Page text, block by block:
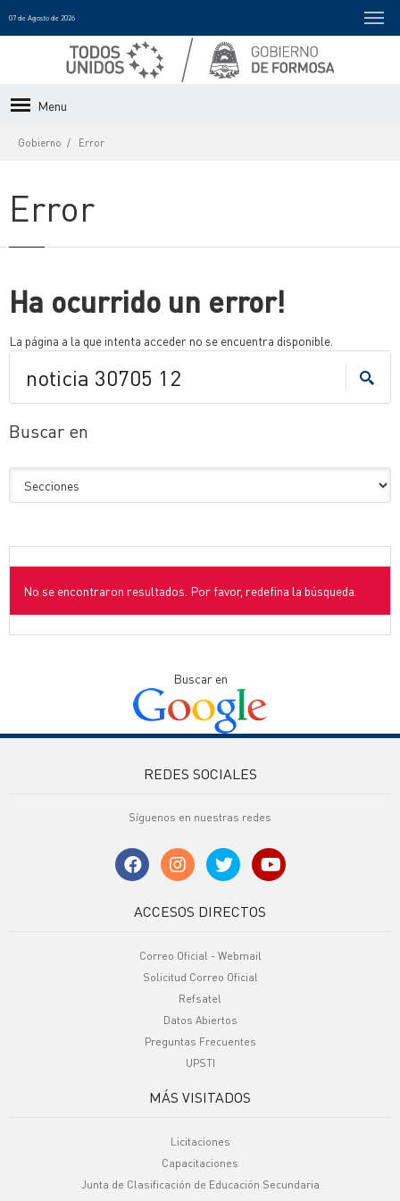
07 de Agosto de 2026
Menu
Gobierno Error
Error
Ha ocurrido un error!
La página a la que intenta acceder no se encuentra disponible.
Buscar en
No se encontraron resultados. Por favor, redefina la búsqueda.
Buscar en
REDES SOCIALES
Síguenos en nuestras redes
ACCESOS DIRECTOS
Correo Oficial - Webmail
Solicitud Correo Oficial
Refsatel
Datos Abiertos
Preguntas Frecuentes
UPSTI
MÁS VISITADOS
Licitaciones
Capacitaciones
Junta de Clasificación de Educación Secundaria